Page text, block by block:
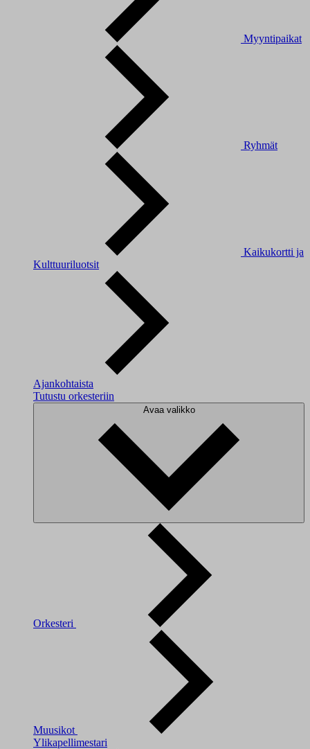
Myyntipaikat
Ryhmät
Kaikukortti ja
Kulttuuriluotsit
Ajankohtaista
Tutustu orkesteriin
Avaa valikko
Orkesteri
Muusikot
Ylikapellimestari